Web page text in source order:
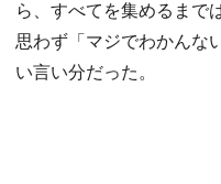
ら、すべてを集めるまで
思わず「マジでわかんな
い言い分だった。